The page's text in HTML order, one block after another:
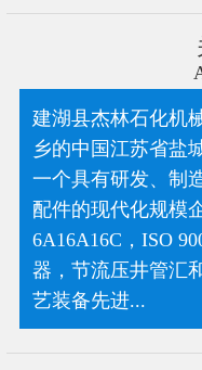
建湖县杰林石化机
乡的中国江苏省盐
一个具有研发、制
配件的现代化规模
6A16A16C，ISO
器，节流压井管汇
艺装备先进...